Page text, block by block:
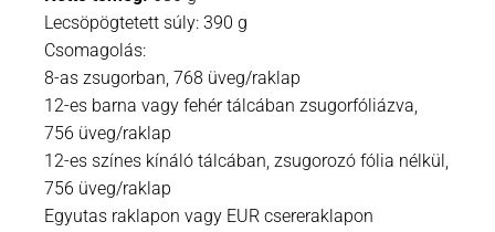
Lecsöpögtetett súly: 390 g
Csomagolás:
8-as zsugorban, 768 üveg/raklap
12-es barna vagy fehér tálcában zsugorfóliázva,
756 üveg/raklap
12-es színes kínáló tálcában, zsugorozó fólia nélkül,
756 üveg/raklap
Egyutas raklapon vagy EUR csereraklapon